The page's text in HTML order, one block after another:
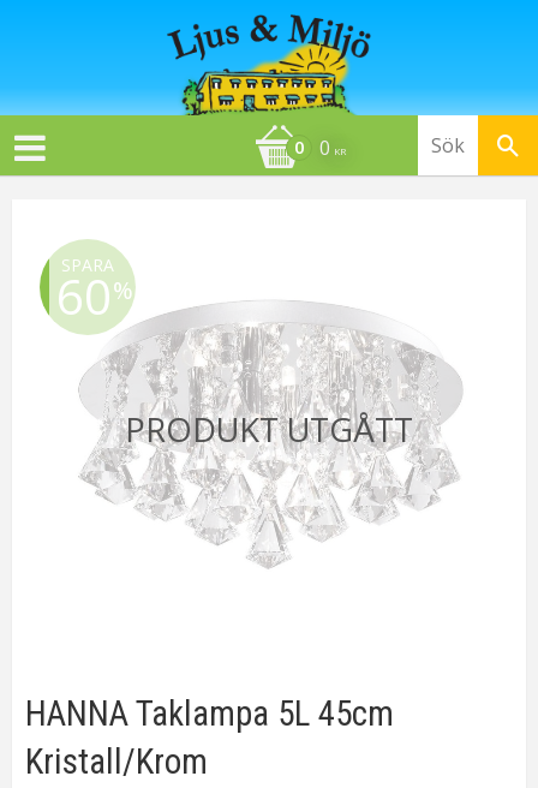
0 KR
SPARA
60%
HANNA Taklampa 5L 45cm
Kristall/Krom